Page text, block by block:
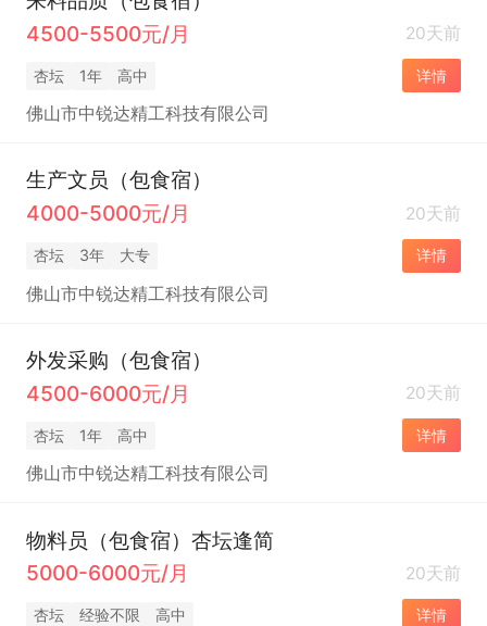
4500-5500元/月
20天前
杏坛 1年 高中 详情
佛山市中锐达精工科技有限公司
生产文员（包食宿）
4000-5000元/月
20天前
杏坛 3年 大专 详情
佛山市中锐达精工科技有限公司
外发采购（包食宿）
4500-6000元/月
20天前
杏坛 1年 高中 详情
佛山市中锐达精工科技有限公司
物料员（包食宿）杏坛逢简
5000-6000元/月
20天前
杏坛 经验不限 高中 详情